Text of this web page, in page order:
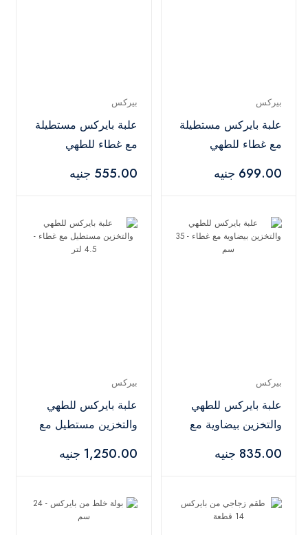
بيركس
علبة بايركس مستطيلة
مع غطاء للطهي
699.00 جنيه
بيركس
علبة بايركس مستطيلة
مع غطاء للطهي
555.00 جنيه
بيركس
علبة بايركس للطهي
والتخزين بيضاوية مع
835.00 جنيه
بيركس
علبة بايركس للطهي
والتخزين مستطيل مع
1,250.00 جنيه